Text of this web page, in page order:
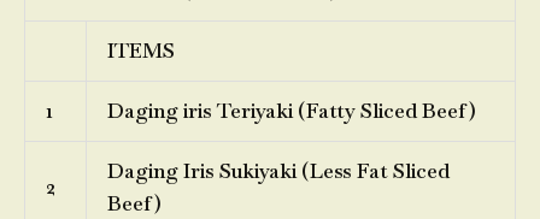
ITEMS
1 Daging iris Teriyaki (Fatty Sliced Beef)
2
Daging Iris Sukiyaki (Less Fat Sliced
Beef)